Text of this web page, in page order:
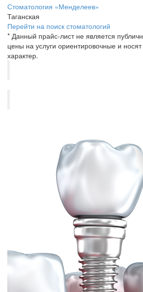
Стоматология «Менделеев»
Таганская
Перейти на поиск стоматологий
* Данный прайс-лист не является
цены на услуги ориентировочные и
характер.